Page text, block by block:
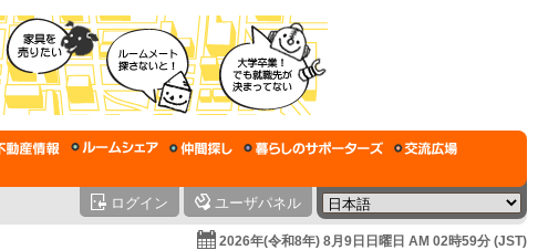
ログイン ユーザパネル
2026年(令和8年) 8月9日日曜日 AM 02時59分 (JST)